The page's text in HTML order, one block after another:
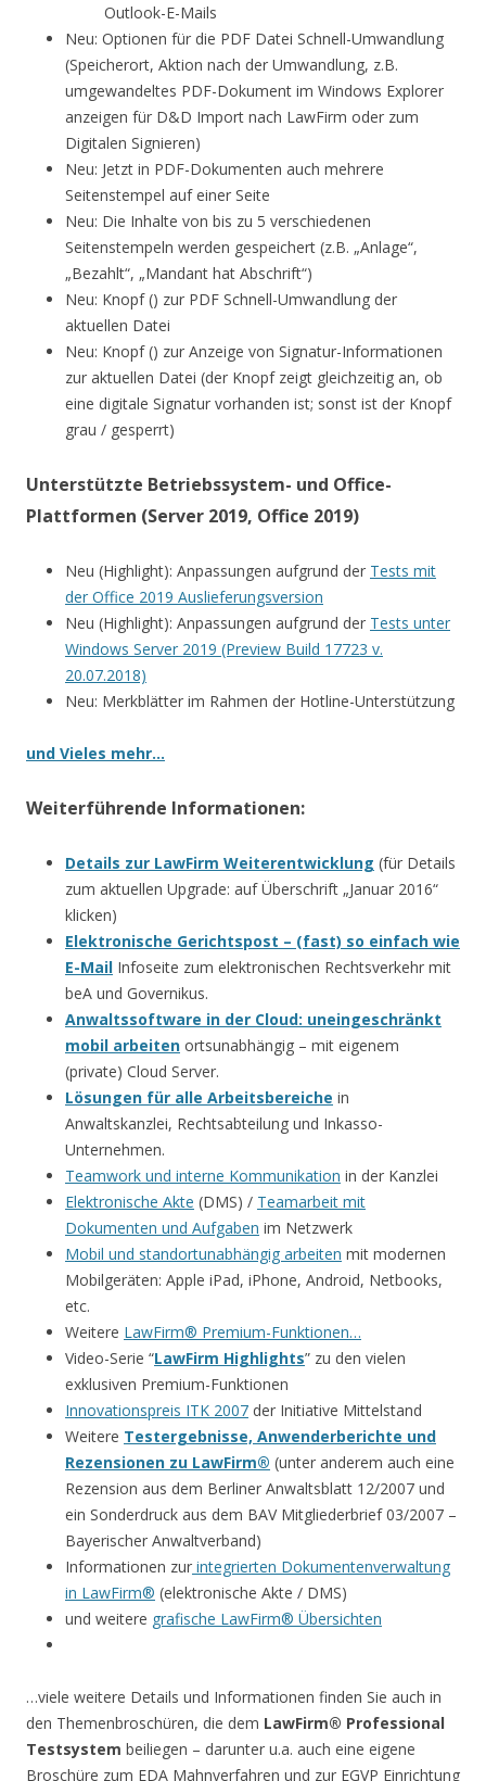
Outlook-E-Mails
Neu: Optionen für die PDF Datei Schnell-Umwandlung
(Speicherort, Aktion nach der Umwandlung, z.B.
umgewandeltes PDF-Dokument im Windows Explorer
anzeigen für D&D Import nach LawFirm oder zum
Digitalen Signieren)
Neu: Jetzt in PDF-Dokumenten auch mehrere
Seitenstempel auf einer Seite
Neu: Die Inhalte von bis zu 5 verschiedenen
Seitenstempeln werden gespeichert (z.B. „Anlage“,
„Bezahlt“, „Mandant hat Abschrift“)
Neu: Knopf () zur PDF Schnell-Umwandlung der
aktuellen Datei
Neu: Knopf () zur Anzeige von Signatur-Informationen
zur aktuellen Datei (der Knopf zeigt gleichzeitig an, ob
eine digitale Signatur vorhanden ist; sonst ist der Knopf
grau / gesperrt)
Unterstützte Betriebssystem- und Office-
Plattformen (Server 2019, Office 2019)
Neu (Highlight): Anpassungen aufgrund der Tests mit
der Office 2019 Auslieferungsversion
Neu (Highlight): Anpassungen aufgrund der Tests unter
Windows Server 2019 (Preview Build 17723 v.
20.07.2018)
Neu: Merkblätter im Rahmen der Hotline-Unterstützung
und Vieles mehr…
Weiterführende Informationen:
Details zur LawFirm Weiterentwicklung (für Details
zum aktuellen Upgrade: auf Überschrift „Januar 2016“
klicken)
Elektronische Gerichtspost – (fast) so einfach wie
E-Mail Infoseite zum elektronischen Rechtsverkehr mit
beA und Governikus.
Anwaltssoftware in der Cloud: uneingeschränkt
mobil arbeiten ortsunabhängig – mit eigenem
(private) Cloud Server.
Lösungen für alle Arbeitsbereiche in
Anwaltskanzlei, Rechtsabteilung und Inkasso-
Unternehmen.
Teamwork und interne Kommunikation in der Kanzlei
Elektronische Akte (DMS) / Teamarbeit mit
Dokumenten und Aufgaben im Netzwerk
Mobil und standortunabhängig arbeiten mit modernen
Mobilgeräten: Apple iPad, iPhone, Android, Netbooks,
etc.
Weitere LawFirm® Premium-Funktionen…
Video-Serie “LawFirm Highlights” zu den vielen
exklusiven Premium-Funktionen
Innovationspreis ITK 2007 der Initiative Mittelstand
Weitere Testergebnisse, Anwenderberichte und
Rezensionen zu LawFirm® (unter anderem auch eine
Rezension aus dem Berliner Anwaltsblatt 12/2007 und
ein Sonderdruck aus dem BAV Mitgliederbrief 03/2007 –
Bayerischer Anwaltverband)
Informationen zur integrierten Dokumentenverwaltung
in LawFirm® (elektronische Akte / DMS)
und weitere grafische LawFirm® Übersichten
…viele weitere Details und Informationen finden Sie auch in
den Themenbroschüren, die dem LawFirm® Professional
Testsystem beiliegen – darunter u.a. auch eine eigene
Broschüre zum EDA Mahnverfahren und zur EGVP Einrichtung